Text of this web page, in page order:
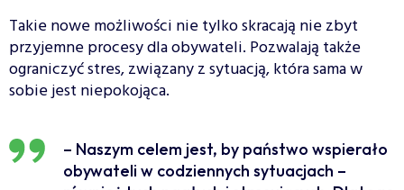
Takie nowe możliwości nie tylko skracają nie zbyt
przyjemne procesy dla obywateli. Pozwalają także
ograniczyć stres, związany z sytuacją, która sama w
sobie jest niepokojąca.
– Naszym celem jest, by państwo wspierało
obywateli w codziennych sytuacjach –